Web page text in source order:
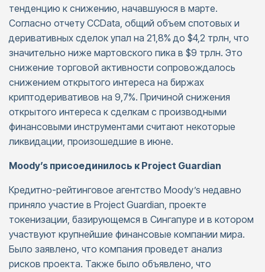
тенденцию к снижению, начавшуюся в марте.
Согласно отчету CCData, общий объем спотовых и
деривативных сделок упал на 21,8% до $4,2 трлн, что
значительно ниже мартовского пика в $9 трлн. Это
снижение торговой активности сопровождалось
снижением открытого интереса на биржах
криптодеривативов на 9,7%. Причиной снижения
открытого интереса к сделкам с производными
финансовыми инструментами считают некоторые
ликвидации, произошедшие в июне.
Moody’s присоединилось к Project Guardian
Кредитно-рейтинговое агентство Moody’s недавно
приняло участие в Project Guardian, проекте
токенизации, базирующемся в Сингапуре и в котором
участвуют крупнейшие финансовые компании мира.
Было заявлено, что компания проведет анализ
рисков проекта. Также было объявлено, что